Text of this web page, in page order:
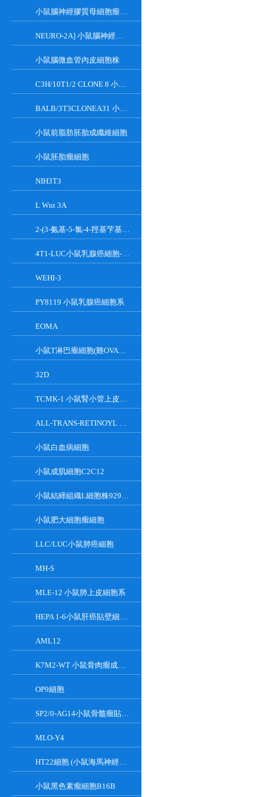
小鼠腦神經膠質母細胞瘤瘤株
NEURO-2A] 小鼠腦神經瘤細胞
小鼠腦微血管內皮細胞株
C3H/10T1/2 CLONE 8 小鼠胚胎成纖維細胞系
BALB/3T3CLONEA31 小鼠胚胎成纖維細胞
小鼠前脂肪胚胎成纖維細胞
小鼠胚胎瘤細胞
NIH3T3
L Wnt 3A
2-(3-氨基-5-氯-4-羥基芐基)-1H-異吲哚-1,3(2H)-二酮
4T1-LUC小鼠乳腺癌細胞-熒光素酶標記
WEHI-3
PY8119 小鼠乳腺癌細胞系
EOMA
小鼠T淋巴瘤細胞(雞OVA基因修飾)
32D
TCMK-1 小鼠腎小管上皮細胞系
ALL-TRANS-RETINOYL B-GLUCURONIDE
小鼠白血病細胞
小鼠成肌細胞C2C12
小鼠結締組織L細胞株929克隆
小鼠肥大細胞瘤細胞
LLC/LUC小鼠肺癌細胞
MH-S
MLE-12 小鼠肺上皮細胞系
HEPA 1-6小鼠肝癌貼壁細胞系
AML12
K7M2-WT 小鼠骨肉瘤成骨細胞系
OP9細胞
SP2/0-AG14小鼠骨髓瘤貼壁細胞系
MLO-Y4
HT22細胞 (小鼠海馬神經元細胞) (STR鑒定正確)
小鼠黑色素瘤細胞B16B